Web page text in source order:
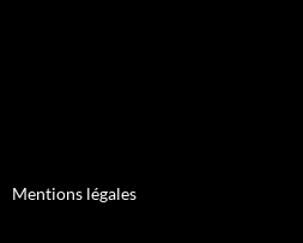
Mentions légales